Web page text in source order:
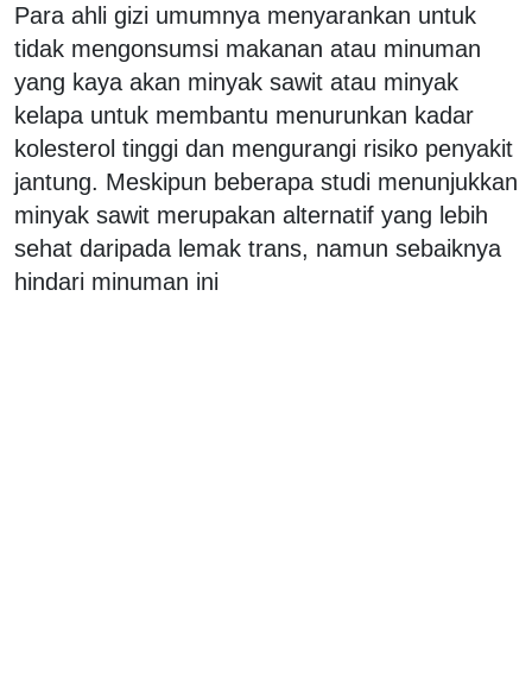
Para ahli gizi umumnya menyarankan untuk
tidak mengonsumsi makanan atau minuman
yang kaya akan minyak sawit atau minyak
kelapa untuk membantu menurunkan kadar
kolesterol tinggi dan mengurangi risiko penyakit
jantung. Meskipun beberapa studi menunjukkan
minyak sawit merupakan alternatif yang lebih
sehat daripada lemak trans, namun sebaiknya
hindari minuman ini